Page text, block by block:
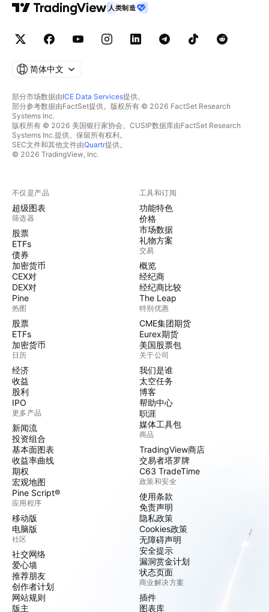
人类制造
简体中文
部分市场数据由ICE Data Services提供。
部分参考数据由FactSet提供。版权所有 © 2026 FactSet Research
Systems Inc.
版权所有 © 2026 美国银行家协会。CUSIP数据库由FactSet Research
Systems Inc.提供。保留所有权利。
SEC文件和其他文件由Quartr提供。
© 2026 TradingView, Inc.
不仅是产品
超级图表
筛选器
股票
ETFs
债券
加密货币
CEX对
DEX对
Pine
热图
股票
ETFs
加密货币
日历
经济
收益
股利
IPO
更多产品
新闻流
投资组合
基本面图表
收益率曲线
期权
宏观地图
Pine Script®
应用程序
移动版
电脑版
社区
社交网络
爱心墙
推荐朋友
创作者计划
网站规则
版主
工具和订阅
功能特色
价格
市场数据
礼物方案
交易
概览
经纪商
经纪商比较
The Leap
特别优惠
CME集团期货
Eurex期货
美国股票包
关于公司
我们是谁
太空任务
博客
帮助中心
职涯
媒体工具包
商品
TradingView商店
交易者塔罗牌
C63 TradeTime
政策和安全
使用条款
免责声明
隐私政策
Cookies政策
无障碍声明
安全提示
漏洞赏金计划
状态页面
商业解决方案
插件
图表库